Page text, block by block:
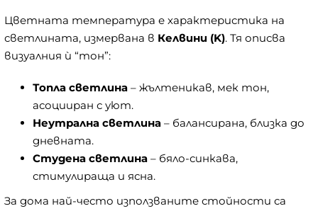
Цветната температура е характеристика на
светлината, измервана в Келвини (K). Тя описва
визуалния ѝ “тон”:
Топла светлина – жълтеникав, мек тон,
асоцииран с уют.
Неутрална светлина – балансирана, близка до
дневната.
Студена светлина – бяло-синкава,
стимулираща и ясна.
За дома най-често използваните стойности са